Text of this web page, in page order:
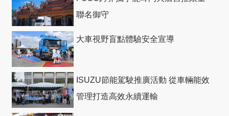
聯名御守
大車視野盲點體驗安全宣導
ISUZU節能駕駛推廣活動 從車輛能效
管理打造高效永續運輸